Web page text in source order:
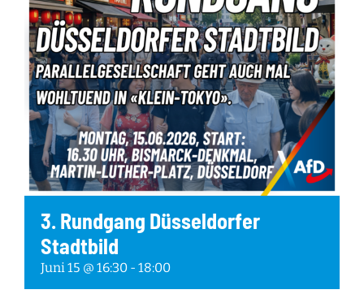
3. Rundgang Düsseldorfer
Stadtbild
Juni 15 @ 16:30 - 18:00